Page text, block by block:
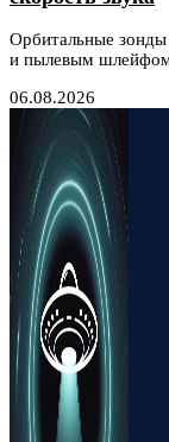
Орбитальные
и пылевым
06.08.2026